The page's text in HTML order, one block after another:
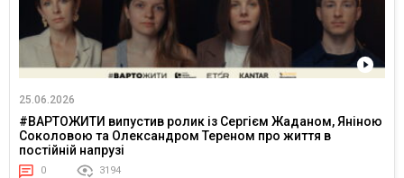
25.06.2026
#ВАРТОЖИТИ випустив ролик із Сергієм Жаданом, Яніною
Соколовою та Олександром Тереном про життя в
постійній напрузі
0 3194